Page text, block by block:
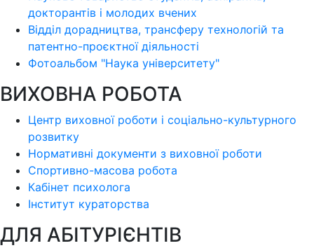
докторантів і молодих вчених
Відділ дорадництва, трансферу технологій та
патентно-проєктної діяльності
Фотоальбом "Наука університету"
ВИХОВНА РОБОТА
Центр виховної роботи і соціально-культурного
розвитку
Нормативні документи з виховної роботи
Спортивно-масова робота
Кабінет психолога
Інститут кураторства
ДЛЯ АБІТУРІЄНТІВ